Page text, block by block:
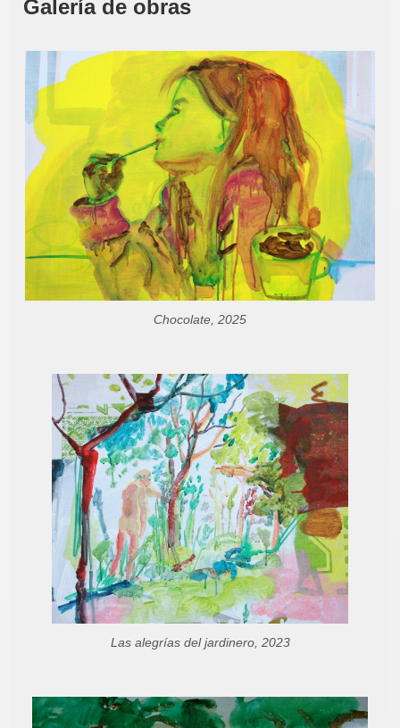
Galería de obras
Chocolate, 2025
Las alegrías del jardinero, 2023